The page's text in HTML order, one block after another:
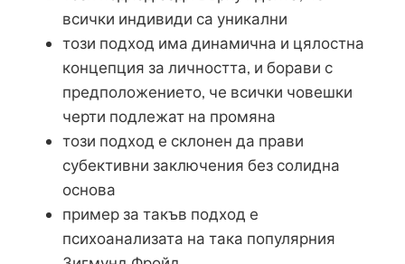
всички индивиди са уникални
този подход има динамична и цялостна
концепция за личността, и борави с
предположението, че всички човешки
черти подлежат на промяна
този подход е склонен да прави
субективни заключения без солидна
основа
пример за такъв подход е
психоанализата на така популярния